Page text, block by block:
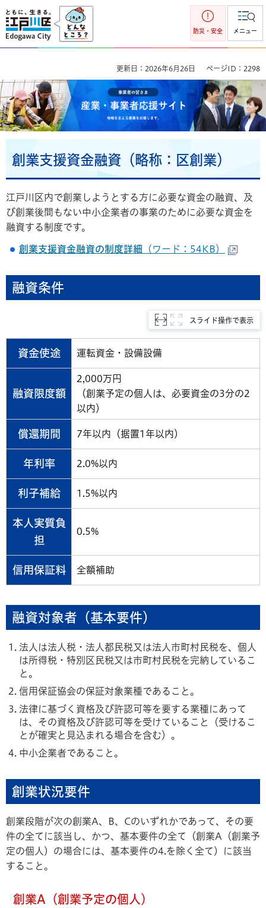
江戸川区
防災・安全 メニュー
更新日：2026年6月26日 ページID：2298
事業者の皆さま 産業・事業者応援サイト 地域を支える産業を
応援します。
創業支援資金融資（略称：区創業）
江戸川区内で創業しようとする方に必要な資金の融資、及
び創業後間もない中小企業者の事業のために必要な資金を
融資する制度です。
創業支援資金融資の制度詳細 （ワード：54KB）
融資条件
スライド操作で表示
資金使途 運転資金・設備設備
融資限度額
2,000万円
（創業予定の個人は、必要資金の3分の2
以内）
償還期間 7年以内（据置1年以内）
年利率 2.0%以内
利子補給 1.5%以内
本人実質負
担
0.5%
信用保証料 全額補助
融資対象者（基本要件）
法人は法人税・法人都民税又は法人市町村民税を、個人
は所得税・特別区民税又は市町村民税を完納しているこ
と。
信用保証協会の保証対象業種であること。
法律に基づく資格及び許認可等を要する業種にあって
は、その資格及び許認可等を受けていること（受けるこ
とが確実と見込まれる場合を含む）。
中小企業者であること。
創業状況要件
創業段階が次の創業A、B、Cのいずれかであって、その要
件の全てに該当し、かつ、基本要件の全て（創業A（創業予
定の個人）の場合には、基本要件の4.を除く全て）に該当
すること。
創業A（創業予定の個人）